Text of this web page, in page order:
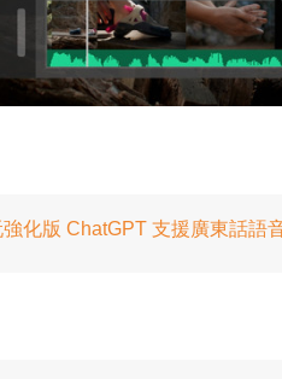
強化版 ChatGPT 支援廣東話語